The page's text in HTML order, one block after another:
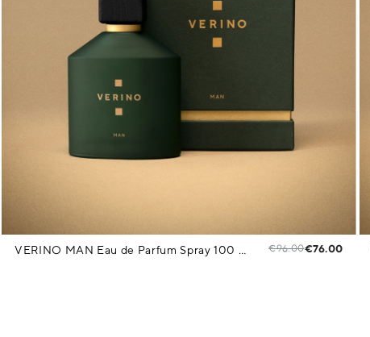
VERINO MAN Eau de Parfum Spray 100 ml €96.00€76.00